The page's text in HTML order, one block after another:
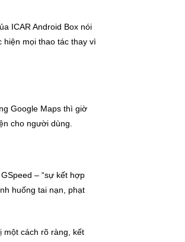
ICAR Android Box nói
hiện mọi thao tác thay vì
Google Maps thì giờ
cho người dùng.
– “sự kết hợp
huống tai nạn, phạt
một cách rõ ràng, kết